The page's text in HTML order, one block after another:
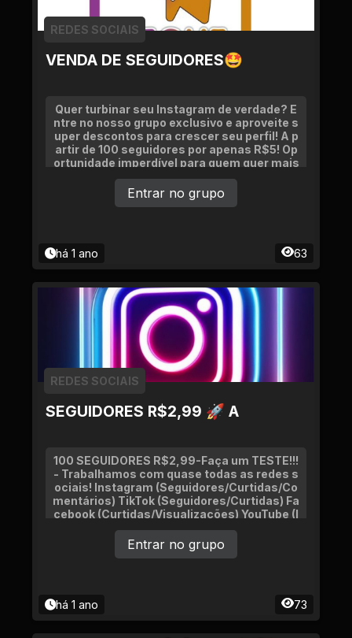
VENDA DE SEGUIDORES🤩
REDES SOCIAIS
Quer turbinar seu Instagram de verdade? E
ntre no nosso grupo exclusivo e aproveite s
uper descontos para crescer seu perfil! A p
artir de 100 seguidores por apenas R$5! Op
ortunidade imperdível para quem quer mais
visibilidade e engajamento.
há 1 ano 63
Entrar no grupo
SEGUIDORES R$2,99 🚀 A
REDES SOCIAIS
100 SEGUIDORES R$2,99-Faça um TESTE!!!
- Trabalhamos com quase todas as redes s
ociais! Instagram (Seguidores/Curtidas/Co
mentários) TikTok (Seguidores/Curtidas) Fa
cebook (Curtidas/Visualizações) YouTube (I
nscritos/Curtidas/Visualizações)
há 1 ano 73
Entrar no grupo